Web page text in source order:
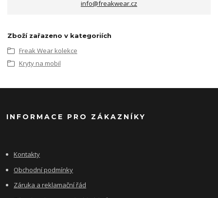
info@freakwear.cz
Zboží zařazeno v kategoriích
Freak Wear kolekce
Kryty na mobil
INFORMACE PRO ZÁKAZNÍKY
Kontakty
Obchodní podmínky
Záruka a reklamační řád